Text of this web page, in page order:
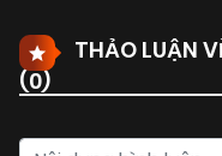
THẢO LUẬN
(0)